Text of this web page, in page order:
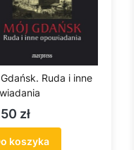
Ruda i inne
zł
koszyka